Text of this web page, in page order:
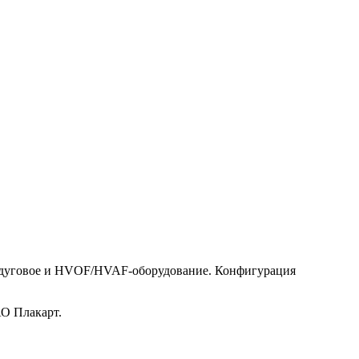
и HVOF/HVAF-оборудование. Конфигурация
Плакарт.